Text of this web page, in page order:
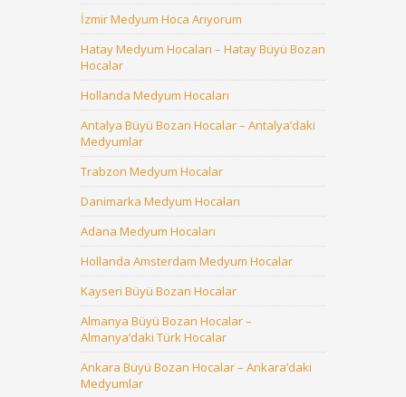
İzmir Medyum Hoca Arıyorum
Hatay Medyum Hocaları – Hatay Büyü Bozan
Hocalar
Hollanda Medyum Hocaları
Antalya Büyü Bozan Hocalar – Antalya’daki
Medyumlar
Trabzon Medyum Hocalar
Danimarka Medyum Hocaları
Adana Medyum Hocaları
Hollanda Amsterdam Medyum Hocalar
Kayseri Büyü Bozan Hocalar
Almanya Büyü Bozan Hocalar –
Almanya’daki Türk Hocalar
Ankara Büyü Bozan Hocalar – Ankara’daki
Medyumlar